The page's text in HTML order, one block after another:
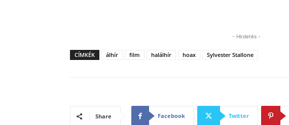
- Hirdetés -
CÍMKÉK álhír film halálhír hoax Sylvester Stallone
Share Facebook Twitter